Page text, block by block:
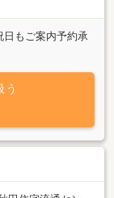
もご案内予約承
う